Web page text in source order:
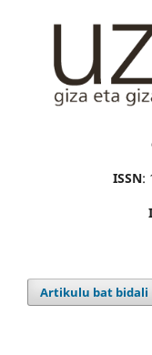
ISSN:
Artikulu bat bidali